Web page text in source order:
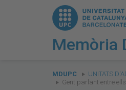
Memòria
are
here:
MDUPC UNITATS
Gent parlant entre